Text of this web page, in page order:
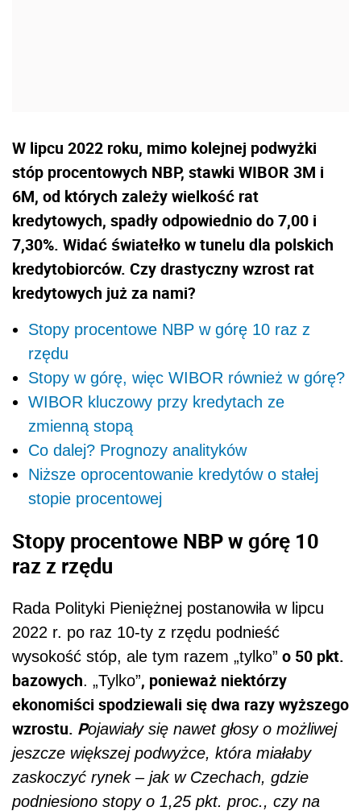
W lipcu 2022 roku, mimo kolejnej podwyżki
stóp procentowych NBP, stawki WIBOR 3M i
6M, od których zależy wielkość rat
kredytowych, spadły odpowiednio do 7,00 i
7,30%. Widać światełko w tunelu dla polskich
kredytobiorców. Czy drastyczny wzrost rat
kredytowych już za nami?
Stopy procentowe NBP w górę 10 raz z
rzędu
Stopy w górę, więc WIBOR również w górę?
WIBOR kluczowy przy kredytach ze
zmienną stopą
Co dalej? Prognozy analityków
Niższe oprocentowanie kredytów o stałej
stopie procentowej
Stopy procentowe NBP w górę 10
raz z rzędu
Rada Polityki Pieniężnej postanowiła w lipcu
2022 r. po raz 10-ty z rzędu podnieść
wysokość stóp, ale tym razem „tylko” o 50 pkt.
bazowych. „Tylko”, ponieważ niektórzy
ekonomiści spodziewali się dwa razy wyższego
wzrostu. Pojawiały się nawet głosy o możliwej
jeszcze większej podwyżce, która miałaby
zaskoczyć rynek – jak w Czechach, gdzie
podniesiono stopy o 1,25 pkt. proc., czy na